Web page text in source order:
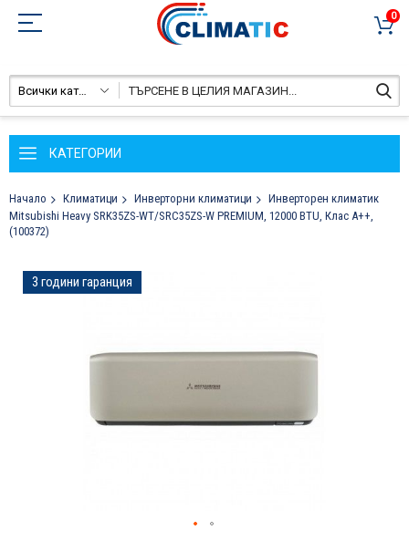
0
Всички категории
КАТЕГОРИИ
Начало Климатици Инверторни климатици
Инверторен климатик
Mitsubishi Heavy SRK35ZS-WT/SRC35ZS-W PREMIUM, 12000 BTU, Клас A++,
(100372)
Преминете
към
3 години гаранция